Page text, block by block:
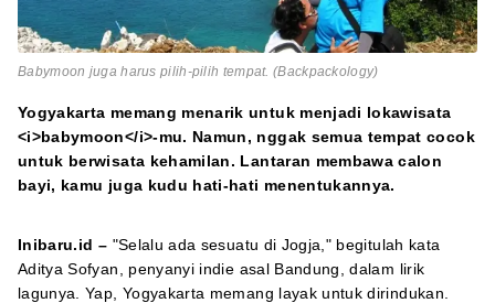
Babymoon juga harus pilih-pilih tempat. (Backpackology)
Yogyakarta memang menarik untuk menjadi lokawisata
<i>babymoon</i>-mu. Namun, nggak semua tempat cocok
untuk berwisata kehamilan. Lantaran membawa calon
bayi, kamu juga kudu hati-hati menentukannya.
Inibaru.id – "Selalu ada sesuatu di Jogja," begitulah kata
Aditya Sofyan, penyanyi indie asal Bandung, dalam lirik
lagunya. Yap, Yogyakarta memang layak untuk dirindukan.